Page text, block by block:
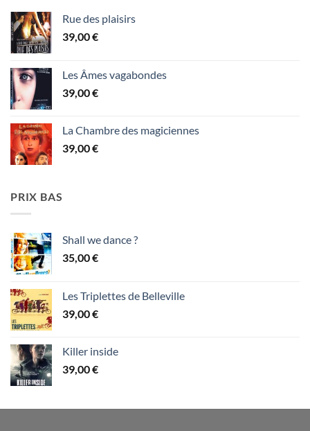
Rue des plaisirs
39,00€
Les Âmes vagabondes
39,00€
La Chambre des magiciennes
39,00€
PRIX BAS
Shall we dance ?
35,00€
Les Triplettes de Belleville
39,00€
Killer inside
39,00€